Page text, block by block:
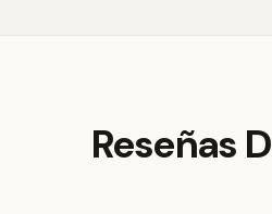
Reseñas